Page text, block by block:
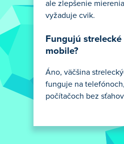
ale zlepšenie
vyžaduje cvik.
Fungujú strelecké
mobile?
Áno, väčšina
funguje na
počítačoch bez